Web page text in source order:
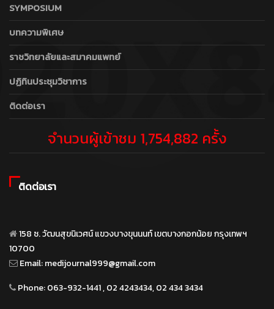
SYMPOSIUM
บทความพิเศษ
ราชวิทยาลัยและสมาคมแพทย์
ปฏิทินประชุมวิชาการ
ติดต่อเรา
จำนวนผู้เข้าชม 1,754,882 ครั้ง
ติดต่อเรา
158 ซ. วัฒนสุขนิเวศน์ แขวงบางขุนนนท์ เขตบางกอกน้อย กรุงเทพฯ
10700
Email:medijournal999@gmail.com
Phone:063-932-1441 , 02 4243434, 02 434 3434